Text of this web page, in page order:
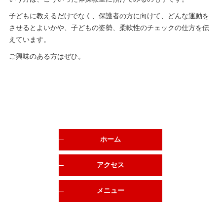
子どもに教えるだけでなく、保護者の方に向けて、どんな運動を
させるとよいかや、子どもの姿勢、柔軟性のチェックの仕方を伝
えています。
ご興味のある方はぜひ。
ホーム
アクセス
メニュー